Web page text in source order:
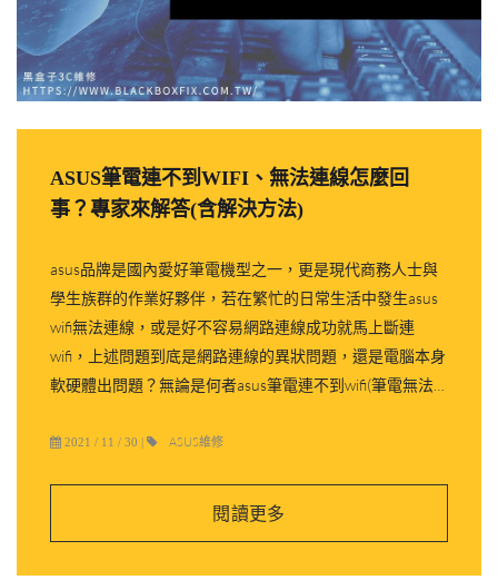
ASUS筆電連不到WIFI、無法連線怎麼回
事？專家來解答(含解決方法)
asus品牌是國內愛好筆電機型之一，更是現代商務人士與
學生族群的作業好夥伴，若在繁忙的日常生活中發生asus
wifi無法連線，或是好不容易網路連線成功就馬上斷連
wifi，上述問題到底是網路連線的異狀問題，還是電腦本身
軟硬體出問題？無論是何者asus筆電連不到wifi(筆電無法
會帶來不良使用體驗感受。
2021 / 11 / 30 | ASUS維修
閱讀更多